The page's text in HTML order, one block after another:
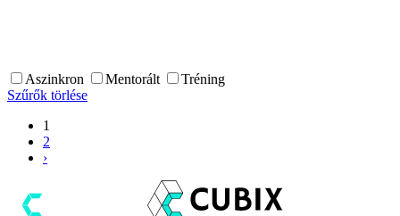
Aszinkron Mentorált
Tréning
Szűrők törlése
1
2
›